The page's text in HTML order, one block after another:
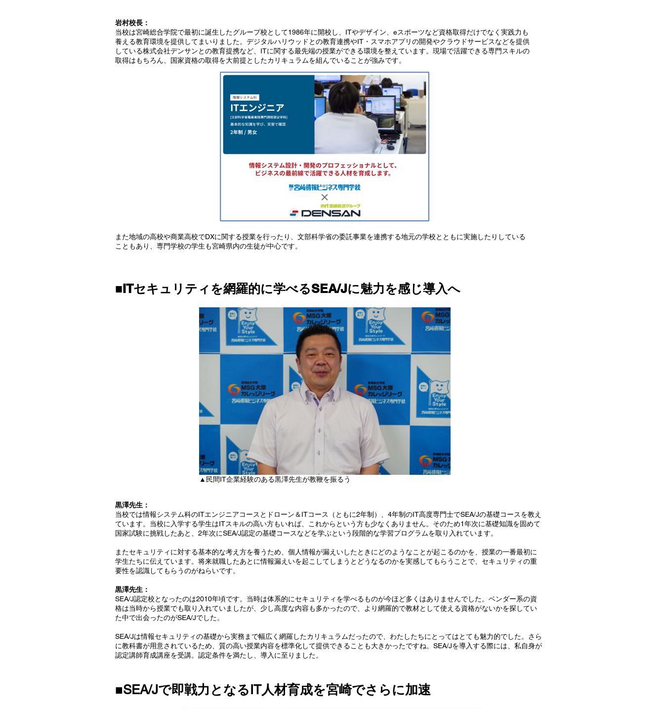
岩村校長：
当校は宮崎総合学院で最初に誕生したグループ校として1986年に開校し、ITやデザイン、eスポーツなど資格取得だけでなく実践力も
養える教育環境を提供してまいりました。デジタルハリウッドとの教育連携やIT・スマホアプリの開発やクラウドサービスなどを提供
している株式会社デンサンとの教育提携など、ITに関する最先端の授業ができる環境を整えています。現場で活躍できる専門スキルの
取得はもちろん、国家資格の取得を大前提としたカリキュラムを組んでいることが強みです。
また地域の高校や商業高校でDXに関する授業を行ったり、文部科学省の委託事業を連携する地元の学校とともに実施したりしている
こともあり、専門学校の学生も宮崎県内の生徒が中心です。
■ITセキュリティを網羅的に学べるSEA/Jに魅力を感じ導入へ
▲民間IT企業経験のある黒澤先生が教鞭を振るう
黒澤先生：
当校では情報システム科のITエンジニアコースとドローン＆ITコース（ともに2年制）、4年制のIT高度専門士でSEA/Jの基礎コースを教え
ています。当校に入学する学生はITスキルの高い方もいれば、これからという方も少なくありません。そのため1年次に基礎知識を固めて
国家試験に挑戦したあと、2年次にSEA/J認定の基礎コースなどを学ぶという段階的な学習プログラムを取り入れています。
またセキュリティに対する基本的な考え方を養うため、個人情報が漏えいしたときにどのようなことが起こるのかを、授業の一番最初に
学生たちに伝えています。将来就職したあとに情報漏えいを起こしてしまうとどうなるのかを実感してもらうことで、セキュリティの重
要性を認識してもらうのがねらいです。
黒澤先生：
SEA/J認定校となったのは2010年頃です。当時は体系的にセキュリティを学べるものが今ほど多くはありませんでした。ベンダー系の資
格は当時から授業でも取り入れていましたが、少し高度な内容も多かったので、より網羅的で教材として使える資格がないかを探してい
た中で出会ったのがSEA/Jでした。
SEA/Jは情報セキュリティの基礎から実務まで幅広く網羅したカリキュラムだったので、わたしたちにとってはとても魅力的でした。さら
に教科書が用意されているため、質の高い授業内容を標準化して提供できることも大きかったですね。SEA/Jを導入する際には、私自身が
認定講師育成講座を受講。認定条件を満たし、導入に至りました。
■SEA/Jで即戦力となるIT人材育成を宮崎でさらに加速